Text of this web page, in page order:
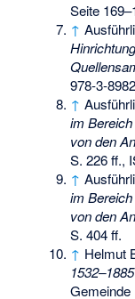
Seite
↑
978-3-
↑
im
von den
S. 226 ff.,
↑
im
von den
S. 404 ff.
↑ Helmut
Gemeinde